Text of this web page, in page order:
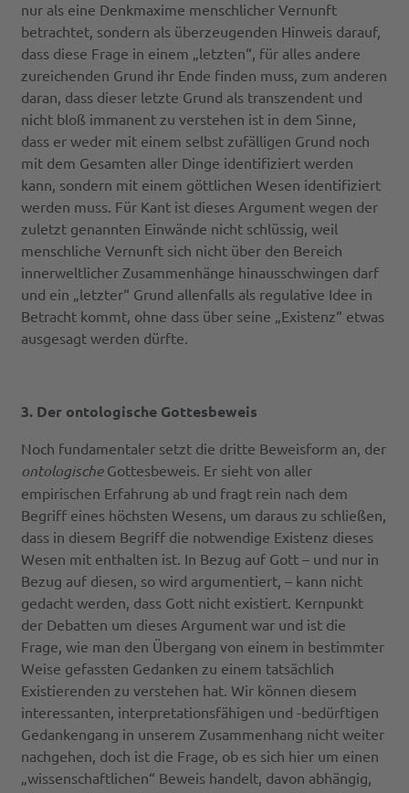
nur als eine Denkmaxime menschlicher Vernunft
betrachtet, sondern als überzeugenden Hinweis darauf,
dass diese Frage in einem „letzten“, für alles andere
zureichenden Grund ihr Ende finden muss, zum anderen
daran, dass dieser letzte Grund als transzendent und
nicht bloß immanent zu verstehen ist in dem Sinne,
dass er weder mit einem selbst zufälligen Grund noch
mit dem Gesamten aller Dinge identifiziert werden
kann, sondern mit einem göttlichen Wesen identifiziert
werden muss. Für Kant ist dieses Argument wegen der
zuletzt genannten Einwände nicht schlüssig, weil
menschliche Vernunft sich nicht über den Bereich
innerweltlicher Zusammenhänge hinausschwingen darf
und ein „letzter“ Grund allenfalls als regulative Idee in
Betracht kommt, ohne dass über seine „Existenz“ etwas
ausgesagt werden dürfte.
3. Der ontologische Gottesbeweis
Noch fundamentaler setzt die dritte Beweisform an, der
ontologischeGottesbeweis. Er sieht von aller
empirischen Erfahrung ab und fragt rein nach dem
Begriff eines höchsten Wesens, um daraus zu schließen,
dass in diesem Begriff die notwendige Existenz dieses
Wesen mit enthalten ist. In Bezug auf Gott – und nur in
Bezug auf diesen, so wird argumentiert, – kann nicht
gedacht werden, dass Gott nicht existiert. Kernpunkt
der Debatten um dieses Argument war und ist die
Frage, wie man den Übergang von einem in bestimmter
Weise gefassten Gedanken zu einem tatsächlich
Existierenden zu verstehen hat. Wir können diesem
interessanten, interpretationsfähigen und -bedürftigen
Gedankengang in unserem Zusammenhang nicht weiter
nachgehen, doch ist die Frage, ob es sich hier um einen
„wissenschaftlichen“ Beweis handelt, davon abhängig,